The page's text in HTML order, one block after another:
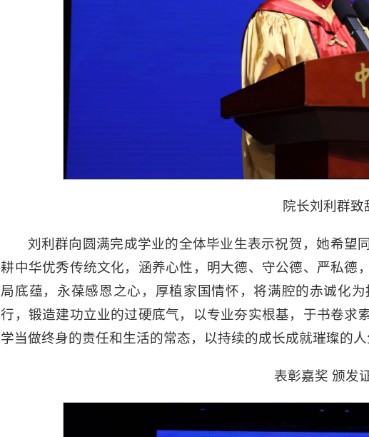
院长刘利群致
刘利群向圆满完成学业的全体毕业生表示祝贺，她希望
耕中华优秀传统文化，涵养心性，明大德、守公德、严私德
局底蕴，永葆感恩之心，厚植家国情怀，将满腔的赤诚化
行，锻造建功立业的过硬底气，以专业夯实根基，于书卷求
学当做终身的责任和生活的常态，以持续的成长成就璀璨的
表彰嘉奖 颁发